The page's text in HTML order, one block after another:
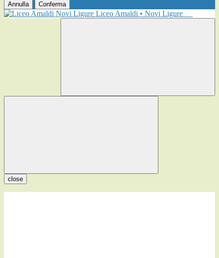
Annulla Conferma
Liceo Amaldi • Novi Ligure
close